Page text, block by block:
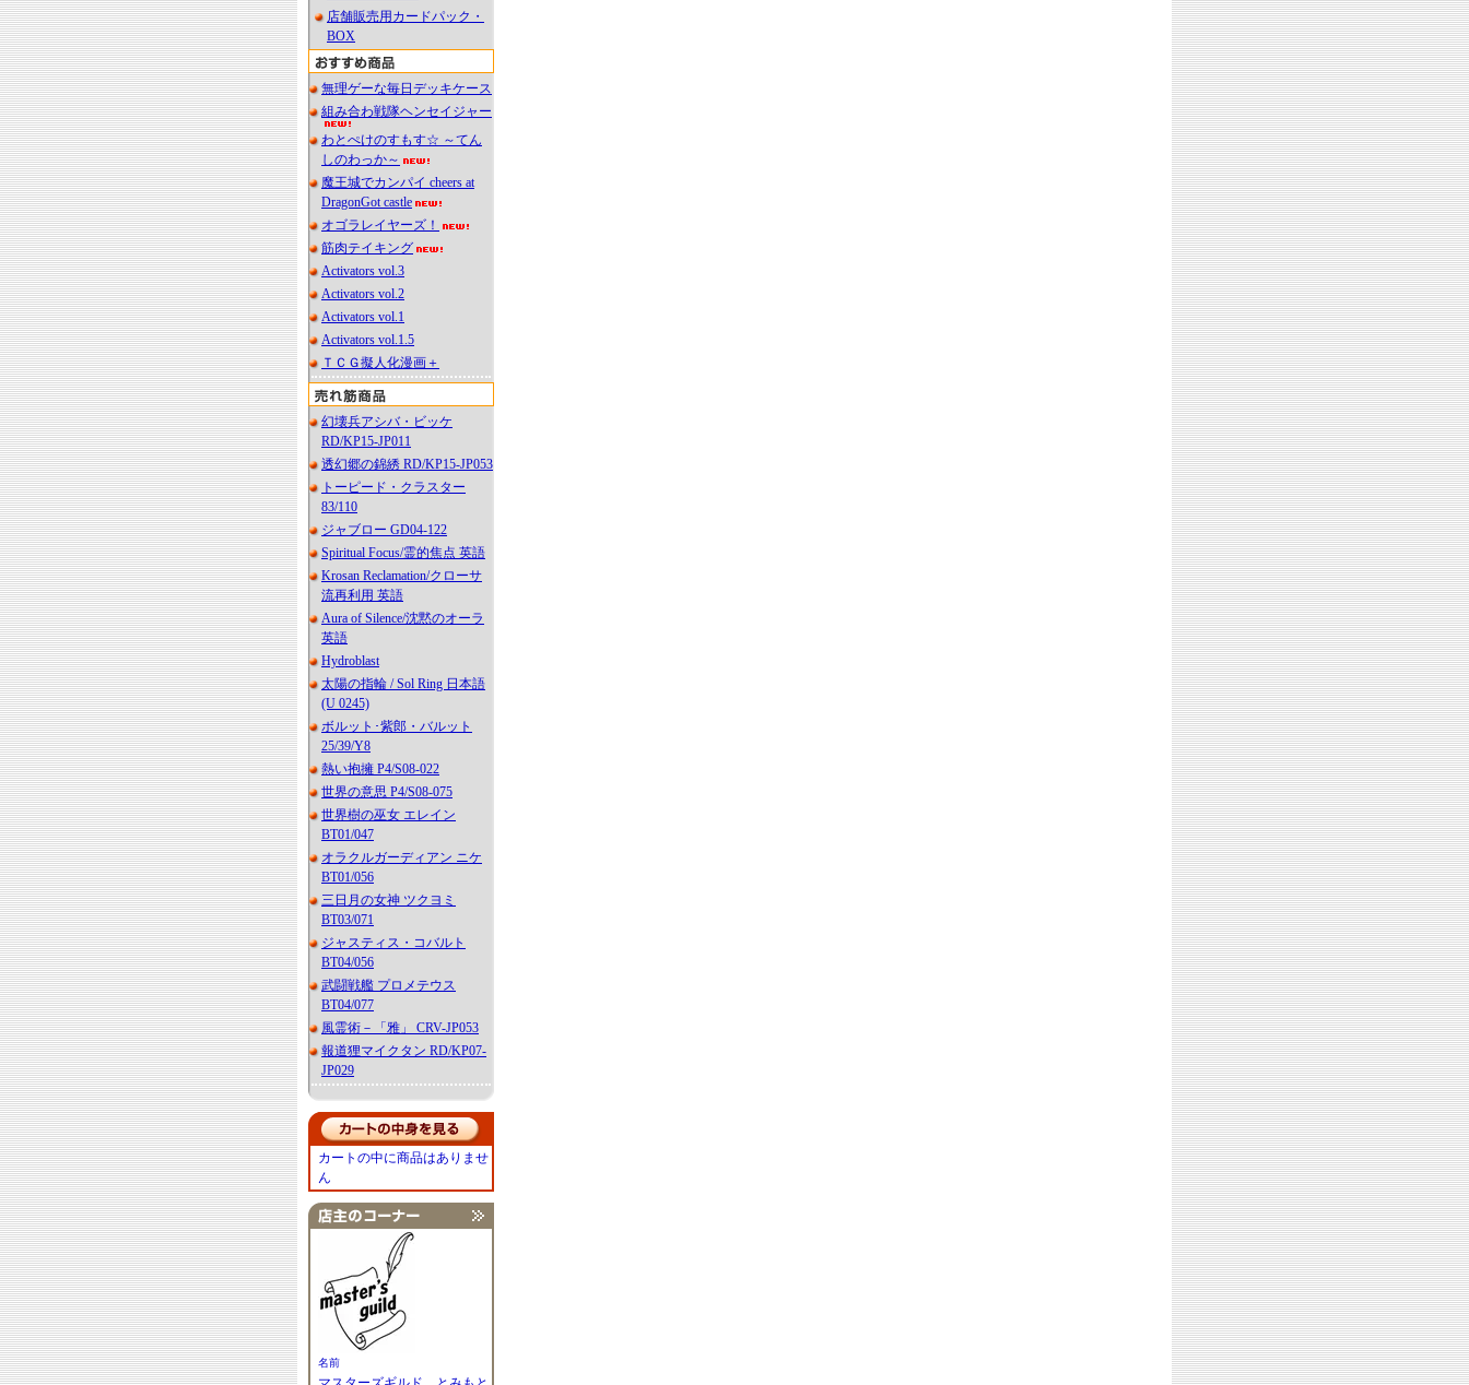
店舗販売用カードパック・
BOX
無理ゲーな毎日デッキケース
組み合わ戦隊ヘンセイジャー
わとぺけのすもす☆ ～てん
しのわっか～
魔王城でカンパイ cheers at
DragonGot castle
オゴラレイヤーズ！
筋肉テイキング
Activators vol.3
Activators vol.2
Activators vol.1
Activators vol.1.5
ＴＣＧ擬人化漫画＋
幻壊兵アシバ・ビッケ
RD/KP15-JP011
透幻郷の錦綉 RD/KP15-JP053
トーピード・クラスター
83/110
ジャブロー GD04-122
Spiritual Focus/霊的焦点 英語
Krosan Reclamation/クローサ
流再利用 英語
Aura of Silence/沈黙のオーラ
英語
Hydroblast
太陽の指輪 / Sol Ring 日本語
(U 0245)
ボルット･紫郎・バルット
25/39/Y8
熱い抱擁 P4/S08-022
世界の意思 P4/S08-075
世界樹の巫女 エレイン
BT01/047
オラクルガーディアン ニケ
BT01/056
三日月の女神 ツクヨミ
BT03/071
ジャスティス・コバルト
BT04/056
武闘戦艦 プロメテウス
BT04/077
風霊術－「雅」 CRV-JP053
報道狸マイクタン RD/KP07-
JP029
カートの中に商品はありませ
ん
名前